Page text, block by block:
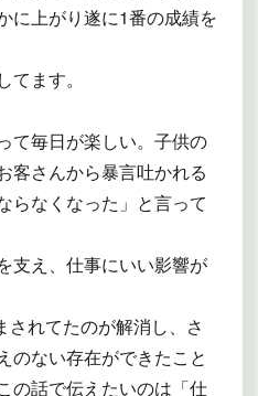
に上がり遂に1番の成績を
ます。
て毎日が楽しい。子供の
客さんから暴言吐かれる
らなくなった」と言って
支え、仕事にいい影響が
されてたのが解消し、さ
のない存在ができたこと
の話で伝えたいのは「仕